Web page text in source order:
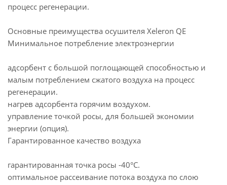
процесс регенерации.
Основные преимущества осушителя Xeleron QE
Минимальное потребление электроэнергии
адсорбент с большой поглощающей способностью и
малым потреблением сжатого воздуха на процесс
регенерации.
нагрев адсорбента горячим воздухом.
управление точкой росы, для большей экономии
энергии (опция).
Гарантированное качество воздуха
гарантированная точка росы -40°С.
оптимальное рассеивание потока воздуха по слою